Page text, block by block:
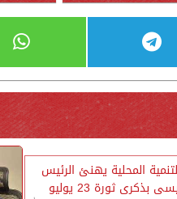
المحلية يهنئ الرئيس
بذكرى ثورة 23 يوليو